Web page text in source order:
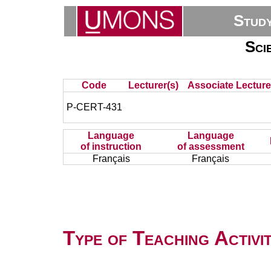
Code Lecturer(s) Associate
P-CERT-431
Language
of instruction
Language
of assessment
Français
Français
Type of Teaching